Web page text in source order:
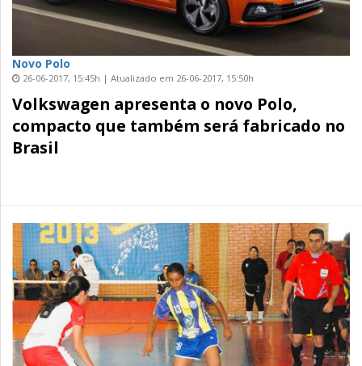
Novo Polo
26-06-2017, 15:45h | Atualizado em 26-06-2017, 15:50h
Volkswagen apresenta o novo Polo,
compacto que também será fabricado no
Brasil